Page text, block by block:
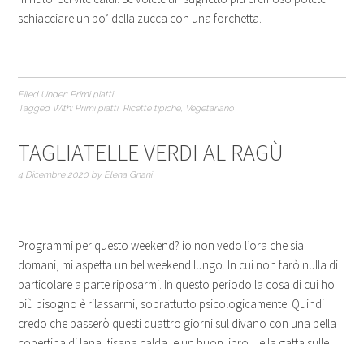
schiacciare un po’ della zucca con una forchetta.
Filed Under: Primi piatti
Tagged With: Primi piatti, Ricette tipiche, Vegetariano
TAGLIATELLE VERDI AL RAGÙ
4 Dicembre 2020 by Elena Gnani
Programmi per questo weekend? io non vedo l’ora che sia
domani, mi aspetta un bel weekend lungo. In cui non farò nulla di
particolare a parte riposarmi. In questo periodo la cosa di cui ho
più bisogno è rilassarmi, soprattutto psicologicamente. Quindi
credo che passerò questi quattro giorni sul divano con una bella